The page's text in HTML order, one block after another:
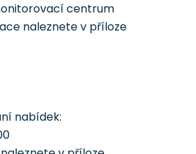
centrum
naleznete v příloze
nabídek: